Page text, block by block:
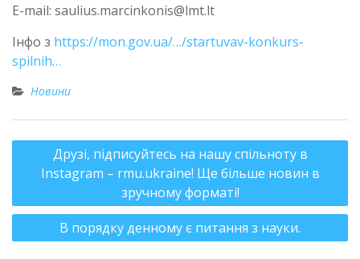
E-mail: saulius.marcinkonis@lmt.lt
Інфо з https://mon.gov.ua/…/startuvav-konkurs-
spilnih…
Новини
Друзі, підписуйтесь на нашу спільноту в
Instagram – rmu.ukraine! Ще більше новин в
зручному форматі!
В порядку денному є питання з науки.